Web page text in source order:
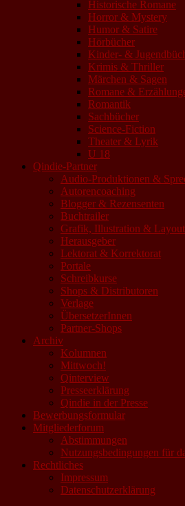
Historische Romane
Horror & Mystery
Humor & Satire
Hörbücher
Kinder- &
Krimis & Thriller
Märchen & Sagen
Romane &
Romantik
Sachbücher
Science-Fiction
Theater & Lyrik
U 18
Qindie-Partner
Audio-Produktionen &
Autorencoaching
Blogger & Rezensenten
Buchtrailer
Grafik, Illustration & Layout
Herausgeber
Lektorat & Korrektorat
Portale
Schreibkurse
Shops & Distributoren
Verlage
ÜbersetzerInnen
Partner-Shops
Archiv
Kolumnen
Mittwoch!
Qinterview
Presseerklärung
Qindie in der Presse
Bewerbungsformular
Mitgliederforum
Abstimmungen
Nutzungsbedingungen für
Rechtliches
Impressum
Datenschutzerklärung